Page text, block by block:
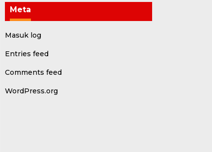
Meta
Masuk log
Entries feed
Comments feed
WordPress.org